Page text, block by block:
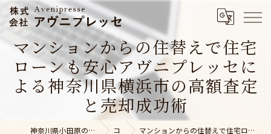
マンションからの住替えで住宅
ローンも安心アヴニプレッセに
よる神奈川県横浜市の高額査定
と売却成功術
神奈川県小田原の不動産売却なら株式会社アヴニプレッセ コラム マンションからの住替えで住宅ローンも安心アヴニプレッセによる神奈川県横浜市の高額査定と売却成功術